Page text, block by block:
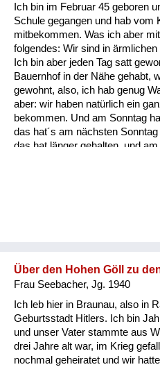
Ich bin im Februar 45 geboren
Schule gegangen und hab vom
mitbekommen. Was ich aber
folgendes: Wir sind in
Ich bin aber jeden Tag satt
Bauernhof in der Nähe gehabt,
gewohnt, also, ich hab genug
aber: wir haben natürlich ein
bekommen. Und am Sonntag
das hat´s am nächsten
das hat länger gehalten, und
Bub mit der Zunge allweil die
hingeschoben hab übers Brot,
Über den Hohen Göll zu
Frau Seebacher, Jg. 1940
Ich leb hier in Braunau, also in
Geburtsstadt Hitlers. Ich bin
und unser Vater stammte aus
drei Jahre alt war, im Krieg
nochmal geheiratet und wir